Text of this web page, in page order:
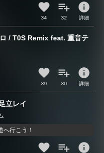
34 32
info
詳細
/ T0S Remix feat. 重音テ
39 30
info
詳細
立レイ
へ行こう！
info